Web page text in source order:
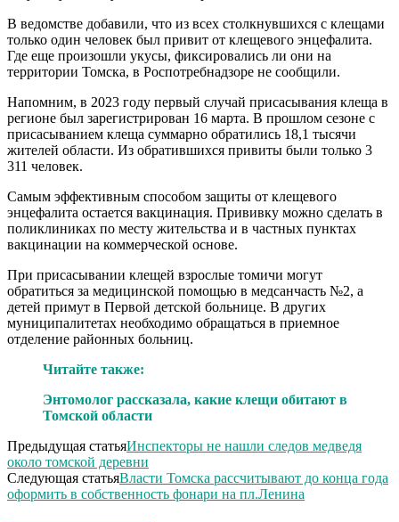
В ведомстве добавили, что из всех столкнувшихся с клещами
только один человек был привит от клещевого энцефалита.
Где еще произошли укусы, фиксировались ли они на
территории Томска, в Роспотребнадзоре не сообщили.
Напомним, в 2023 году первый случай присасывания клеща в
регионе был зарегистрирован 16 марта. В прошлом сезоне с
присасыванием клеща суммарно обратились 18,1 тысячи
жителей области. Из обратившихся привиты были только 3
311 человек.
Самым эффективным способом защиты от клещевого
энцефалита остается вакцинация. Прививку можно сделать в
поликлиниках по месту жительства и в частных пунктах
вакцинации на коммерческой основе.
При присасывании клещей взрослые томичи могут
обратиться за медицинской помощью в медсанчасть №2, а
детей примут в Первой детской больнице. В других
муниципалитетах необходимо обращаться в приемное
отделение районных больниц.
Читайте также:
Энтомолог рассказала, какие клещи обитают в
Томской области
Предыдущая статьяИнспекторы не нашли следов медведя
около томской деревни
Следующая статьяВласти Томска рассчитывают до конца года
оформить в собственность фонари на пл.Ленина